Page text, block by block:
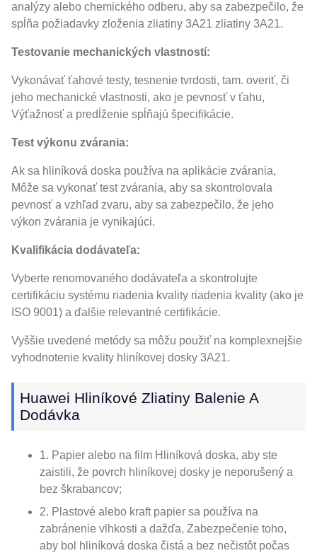
analýzy alebo chemického odberu, aby sa zabezpečilo, že
spĺňa požiadavky zloženia zliatiny 3A21 zliatiny 3A21.
Testovanie mechanických vlastností:
Vykonávať ťahové testy, tesnenie tvrdosti, tam. overiť, či
jeho mechanické vlastnosti, ako je pevnosť v ťahu,
Výťažnosť a predĺženie spĺňajú špecifikácie.
Test výkonu zvárania:
Ak sa hliníková doska používa na aplikácie zvárania,
Môže sa vykonať test zvárania, aby sa skontrolovala
pevnosť a vzhľad zvaru, aby sa zabezpečilo, že jeho
výkon zvárania je vynikajúci.
Kvalifikácia dodávateľa:
Vyberte renomovaného dodávateľa a skontrolujte
certifikáciu systému riadenia kvality riadenia kvality (ako je
ISO 9001) a ďalšie relevantné certifikácie.
Vyššie uvedené metódy sa môžu použiť na komplexnejšie
vyhodnotenie kvality hliníkovej dosky 3A21.
Huawei Hliníkové Zliatiny Balenie A
Dodávka
1. Papier alebo na film Hliníková doska, aby ste
zaistili, že povrch hliníkovej dosky je neporušený a
bez škrabancov;
2. Plastové alebo kraft papier sa používa na
zabránenie vlhkosti a dažďa, Zabezpečenie toho,
aby bol hliníková doska čistá a bez nečistôt počas